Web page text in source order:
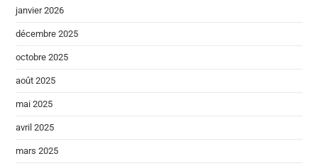
janvier 2026
décembre 2025
octobre 2025
août 2025
mai 2025
avril 2025
mars 2025